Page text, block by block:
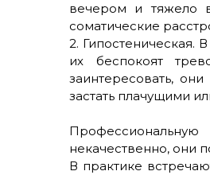
вечером и тяжело
соматические
2. Гипостеническая.
их беспокоят
заинтересовать,
застать плачущими
некачественно, они
В практике